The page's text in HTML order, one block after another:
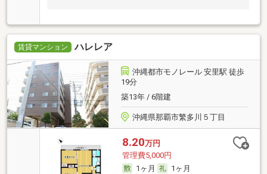
賃貸マンション ハレレア
沖縄都市モノレール 安里駅 徒歩
19分
築13年 / 6階建
沖縄県那覇市繁多川５丁目
8.20万円
管理費5,000円
1ヶ月
1ヶ月